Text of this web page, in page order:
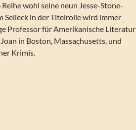
wohl seine neun Jesse-Stone-
Selleck in der Titelrolle wird immer
Professor für Amerikanische Literatur
in Boston, Massachusetts, und
Krimis.